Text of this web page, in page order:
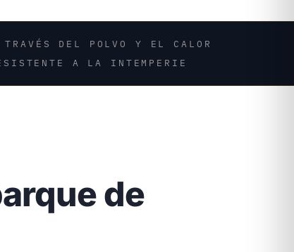
TRAVÉS DEL POLVO Y EL CALOR
A LA INTEMPERIE
de